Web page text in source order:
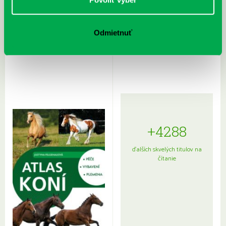
Odmietnuť
Rudź, Przemyslaw: Atlas hviezd:
Hardy, Paula: Japonsko na tanieri:
+4288
ďalších skvelých titulov na
čítanie